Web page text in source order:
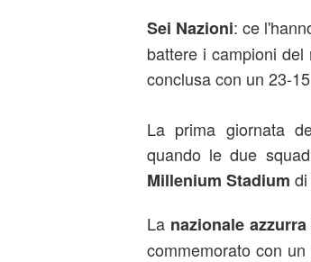
Sei Nazioni: ce
battere i campioni
conclusa con un 23-
La prima giornata
quando le due
Millenium Stadium
La nazionale azzurra
commemorato con